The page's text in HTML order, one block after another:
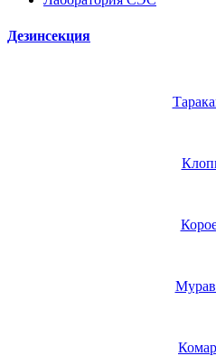
Дезинсекция